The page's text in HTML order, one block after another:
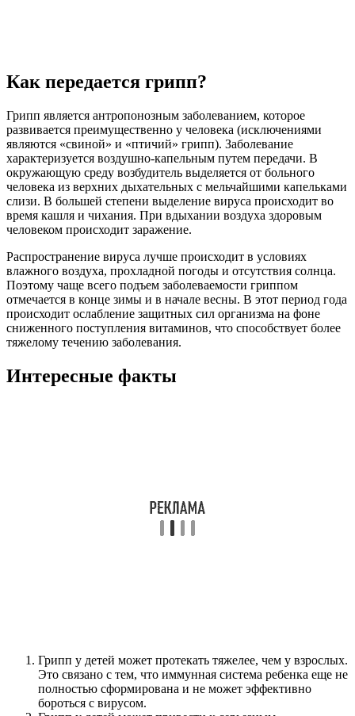
Как передается грипп?
Грипп является антропонозным заболеванием, которое
развивается преимущественно у человека (исключениями
являются «свиной» и «птичий» грипп). Заболевание
характеризуется воздушно-капельным путем передачи. В
окружающую среду возбудитель выделяется от больного
человека из верхних дыхательных с мельчайшими капельками
слизи. В большей степени выделение вируса происходит во
время кашля и чихания. При вдыхании воздуха здоровым
человеком происходит заражение.
Распространение вируса лучше происходит в условиях
влажного воздуха, прохладной погоды и отсутствия солнца.
Поэтому чаще всего подъем заболеваемости гриппом
отмечается в конце зимы и в начале весны. В этот период года
происходит ослабление защитных сил организма на фоне
сниженного поступления витаминов, что способствует более
тяжелому течению заболевания.
Интересные факты
Грипп у детей может протекать тяжелее, чем у взрослых.
Это связано с тем, что иммунная система ребенка еще не
полностью сформирована и не может эффективно
бороться с вирусом.